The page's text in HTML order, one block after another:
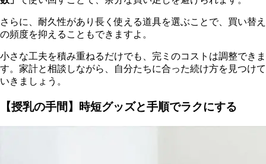
さらに、耐久性があり長く使える道具を選ぶことで、買い替え
の頻度を抑えることもできますよ。
小さな工夫を積み重ねるだけでも、完ミのコストは調整できま
す。家計と相談しながら、自分たちに合った続け方を見つけて
いきましょう。
【授乳の手間】時短グッズと手順でラクにする